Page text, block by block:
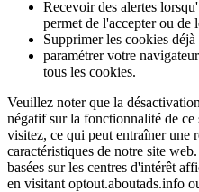
Recevoir des alertes
permet de l'accepter ou de
Supprimer les cookies
paramétrer votre
tous les cookies.
Veuillez noter que la
négatif sur la fonctionnalité de ce
visitez, ce qui peut entraîner une
caractéristiques de notre site
basées sur les centres d'intérêt
en visitant optout.aboutads.info